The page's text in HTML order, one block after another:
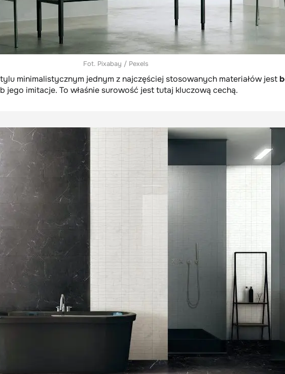
Fot. Pixabay / Pexels
minimalistycznym jednym z najczęściej stosowanych materiałów jest
jego imitacje. To właśnie surowość jest tutaj kluczową cechą.